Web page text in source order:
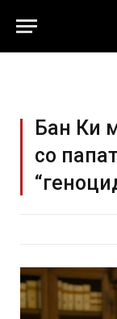
Бан Ки
со